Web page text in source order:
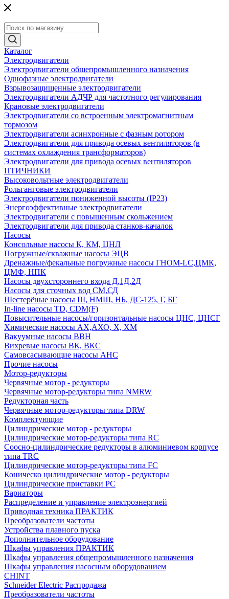
Каталог
Электродвигатели
Электродвигатели общепромышленного назначения
Однофазные электродвигатели
Взрывозащищенные электродвигатели
Электродвигатели АДЧР для частотного регулирования
Крановые электродвигатели
Электродвигатели со встроенным электромагнитным
тормозом
Электродвигатели асинхронные с фазным ротором
Электродвигатели для привода осевых вентиляторов (в
системах охлаждения трансформаторов)
Электродвигатели для привода осевых вентиляторов
ПТИЧНИКИ
Высоковольтные электродвигатели
Рольганговые электродвигатели
Электродвигатели пониженной высоты (IP23)
Энергоэффективные электродвигатели
Электродвигатели с повышенным скольжением
Электродвигатели для привода станков-качалок
Насосы
Консольные насосы К, КМ, ЦНЛ
Погружные/скважные насосы ЭЦВ
Дренажные/фекальные погружные насосы ГНОМ-LC,ЦМК,
ЦМФ, НПК
Насосы двухстороннего входа Д,1Д,2Д
Насосы для сточных вод СМ,СД
Шестерёные насосы Ш, НМШ, НБ, ДС-125, Г, БГ
In-line насосы TD, CDM(F)
Повысительные насосы/горизонтальные насосы ЦНС, ЦНСГ
Химические насосы АХ,АХО, Х, ХМ
Вакуумные насосы ВВН
Вихревые насосы ВК, ВКС
Самовсасывающие насосы АНС
Прочие насосы
Мотор-редукторы
Червячные мотор - редукторы
Червячные мотор-редукторы типа NMRW
Редукторная часть
Червячные мотор-редукторы типа DRW
Комплектующие
Цилиндрические мотор - редукторы
Цилиндрические мотор-редукторы типа RC
Соосно-цилиндрические редукторы в алюминиевом корпусе
типа TRC
Цилиндрические мотор-редукторы типа FC
Коническо цилиндрические мотор - редукторы
Цилиндрические приставки PC
Вариаторы
Распределение и управление электроэнергией
Приводная техника ПРАКТИК
Преобразователи частоты
Устройства плавного пуска
Дополнительное оборудование
Шкафы управления ПРАКТИК
Шкафы управления общепромышленного назначения
Шкафы управления насосным оборудованием
CHINT
Schneider Electric Распродажа
Преобразователи частоты